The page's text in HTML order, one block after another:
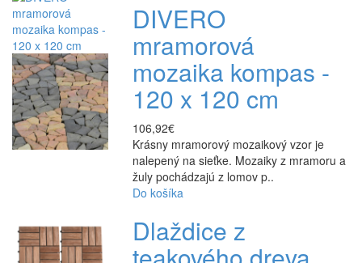
DIVERO
mramorová
mozaika kompas -
120 x 120 cm
106,92€
Krásny mramorový mozaikový vzor je
nalepený na sieťke. Mozaiky z mramoru a
žuly pochádzajú z lomov p..
Do košíka
Dlaždice z